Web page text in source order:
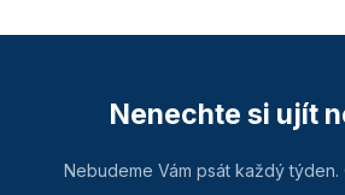
Nenechte si ujít
Nebudeme Vám psát každý týden.